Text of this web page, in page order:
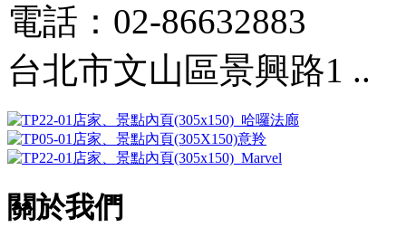
電話：02-86632883
台北市文山區景興路1 ..
關於我們